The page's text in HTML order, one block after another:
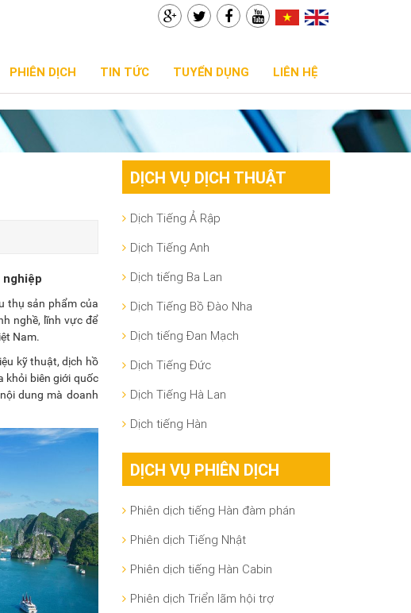
PHIÊN DỊCH TIN TỨC TUYỂN DỤNG LIÊN HỆ
thụ sản phẩm của
nghề, lĩnh vực để
Nam.
kỹ thuật, dịch hồ
khỏi biên giới quốc
dung mà doanh
DỊCH VỤ DỊCH THUẬT
Dịch Tiếng Ả Rập
Dịch Tiếng Anh
Dịch tiếng Ba Lan
Dịch Tiếng Bồ Đào Nha
Dịch tiếng Đan Mạch
Dịch Tiếng Đức
Dịch Tiếng Hà Lan
Dịch tiếng Hàn
DỊCH VỤ PHIÊN DỊCH
Phiên dịch tiếng Hàn đàm phán
Phiên dịch Tiếng Nhật
Phiên dịch tiếng Hàn Cabin
Phiên dịch Triển lãm hội trợ